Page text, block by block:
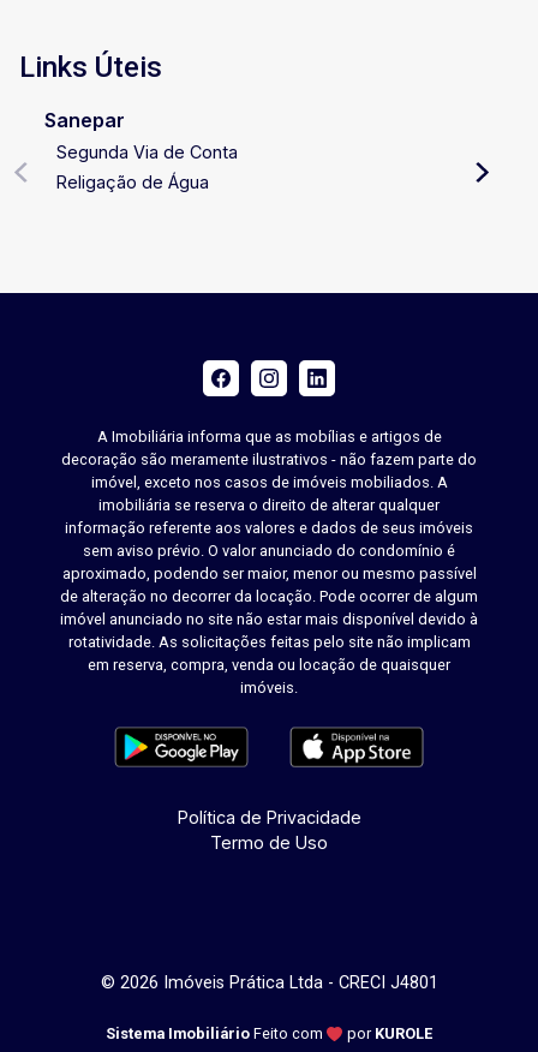
Links Úteis
Sanepar
Segunda Via de Conta
Religação de Água
A Imobiliária informa que as mobílias e artigos de
decoração são meramente ilustrativos - não fazem parte do
imóvel, exceto nos casos de imóveis mobiliados. A
imobiliária se reserva o direito de alterar qualquer
informação referente aos valores e dados de seus imóveis
sem aviso prévio. O valor anunciado do condomínio é
aproximado, podendo ser maior, menor ou mesmo passível
de alteração no decorrer da locação. Pode ocorrer de algum
imóvel anunciado no site não estar mais disponível devido à
rotatividade. As solicitações feitas pelo site não implicam
em reserva, compra, venda ou locação de quaisquer
imóveis.
Política de Privacidade
Termo de Uso
© 2026 Imóveis Prática Ltda - CRECI J4801
Sistema Imobiliário Feito com por KUROLE